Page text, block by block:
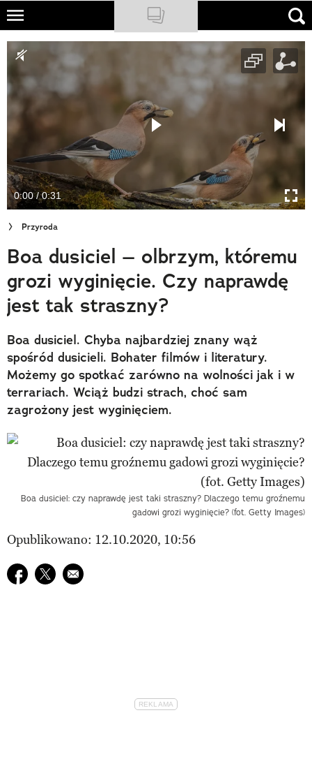
Skip
main
content
NATIONAL GEOGRAPHIC
TRAVELER
PODCASTY
Sklep
Newsletter
Cuda Polski
Wielki Konkurs Fotograficzny
Trendbook Podróżniczy
Polecane
0:00 / 0:31
Przyroda
Boa dusiciel – olbrzym, któremu
grozi wyginięcie. Czy naprawdę
jest tak straszny?
Boa dusiciel. Chyba najbardziej znany wąż
spośród dusicieli. Bohater filmów i literatury.
Możemy go spotkać zarówno na wolności jak i w
terrariach. Wciąż budzi strach, choć sam
zagrożony jest wyginięciem.
Boa dusiciel: czy naprawdę jest taki straszny? Dlaczego temu groźnemu
gadowi grozi wyginięcie? (fot. Getty Images)
Opublikowano: 12.10.2020, 10:56
Udostępnij na facebook
Udostępnij na twitter
E-mail do przyjaciela